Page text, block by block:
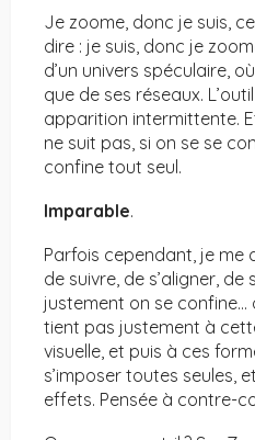
Je zoome, donc je suis,
dire : je suis, donc je
d’un univers spéculaire,
que de ses réseaux.
apparition intermittente.
ne suit pas, si on se se
confine tout seul.
Imparable.
Parfois cependant, je me
de suivre, de s’aligner,
justement on se confine…
tient pas justement à
visuelle, et puis à ces
s’imposer toutes seules,
effets. Pensée à contre-